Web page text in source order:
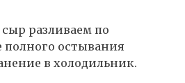
разливаем по
остывания
в холодильник.